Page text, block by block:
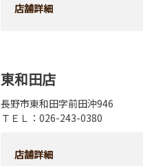
店舗詳細
東和田店
長野市東和田字前田沖946
ＴＥＬ：026-243-0380
店舗詳細